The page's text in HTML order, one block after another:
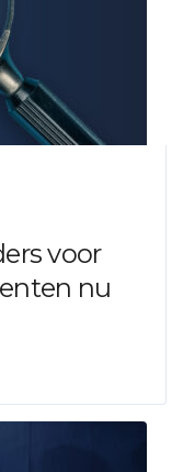
voor
nu